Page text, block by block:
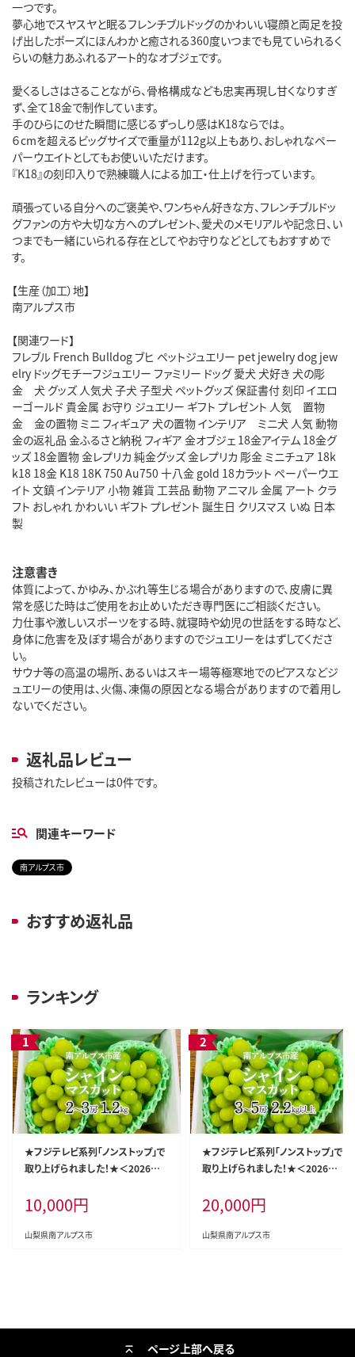
一つです。
夢心地でスヤスヤと眠るフレンチブルドッグのかわいい寝顔と両足を投
げ出したポーズにほんわかと癒される360度いつまでも見ていられるく
らいの魅力あふれるアート的なオブジェです。
愛くるしさはさることながら、骨格構成なども忠実再現し甘くなりすぎ
ず、全て18金で制作しています。
手のひらにのせた瞬間に感じるずっしり感はK18ならでは。
６cmを超えるビッグサイズで重量が112g以上もあり、おしゃれなペー
パーウエイトとしてもお使いいただけます。
『K18』の刻印入りで熟練職人による加工・仕上げを行っています。
頑張っている自分へのご褒美や、ワンちゃん好きな方、フレンチブルドッ
グファンの方や大切な方へのプレゼント、愛犬のメモリアルや記念日、い
つまでも一緒にいられる存在としてやお守りなどとしてもおすすめで
す。
【生産（加工）地】
南アルプス市
【関連ワード】
フレブル French Bulldog ブヒ ペットジュエリー pet jewelry dog jew
elry ドッグモチーフジュエリー ファミリー ドッグ 愛犬 犬好き 犬の彫
金 犬 グッズ 人気犬 子犬 子型犬 ペットグッズ 保証書付 刻印 イエロ
ーゴールド 貴金属 お守り ジュエリー ギフト プレゼント 人気 置物
金 金の置物 ミニ フィギュア 犬の置物 インテリア ミニ犬 人気 動物
金の返礼品 金ふるさと納税 フィギア 金オブジェ 18金アイテム 18金グ
ッズ 18金置物 金レプリカ 純金グッズ 金レプリカ 彫金 ミニチュア 18k
k18 18金 K18 18K 750 Au750 十八金 gold 18カラット ペーパーウエ
イト 文鎮 インテリア 小物 雑貨 工芸品 動物 アニマル 金属 アート クラ
フト おしゃれ かわいい ギフト プレゼント 誕生日 クリスマス いぬ 日本
製
注意書き
体質によって、かゆみ、かぶれ等生じる場合がありますので、皮膚に異
常を感じた時はご使用をお止めいただき専門医にご相談ください。
力仕事や激しいスポーツをする時、就寝時や幼児の世話をする時など、
身体に危害を及ぼす場合がありますのでジュエリーをはずしてくださ
い。
サウナ等の高温の場所、あるいはスキー場等極寒地でのピアスなどジ
ュエリーの使用は、火傷、凍傷の原因となる場合がありますので着用し
ないでください。
返礼品レビュー
投稿されたレビューは0件です。
関連キーワード
南アルプス市
おすすめ返礼品
ランキング
★フジテレビ系列「ノンストップ」で
取り上げられました！★＜2026年
ャインマスカット1.2kg以上（2～3
房） クール便発送 ALPAG007
10,000円
山梨県南アルプス市
★フジテレビ系列「ノンストップ」で
取り上げられました！★＜2026年
ャインマスカット2.2kg以上（3～5
房） クール便発送 ALPAG011
20,000円
山梨県南アルプス市
ページ上部へ戻る